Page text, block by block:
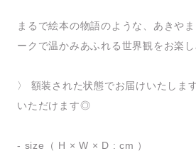
まるで絵本の物語のような、あきや
ークで温かみあふれる世界観をお楽し
〉 額装された状態でお届けいたしま
いただけます◎
- size（ H × W × D : cm ）